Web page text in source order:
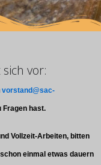
vor:
vorstand@sac-
Fragen hast.
Vollzeit-Arbeiten, bitten
einmal etwas dauern